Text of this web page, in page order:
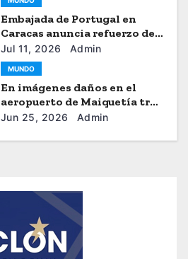
Embajada de Portugal en
Caracas anuncia refuerzo de
ayuda humanitaria
Jul 11, 2026 Admin
MUNDO
En imágenes daños en el
aeropuerto de Maiquetía tras
los sismos
Jun 25, 2026 Admin